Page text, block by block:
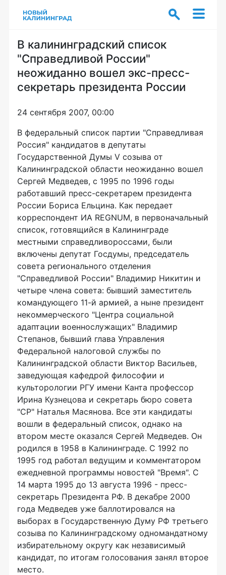
В калининградский список
"Справедливой России"
неожиданно вошел экс-пресс-
секретарь президента России
24 сентября 2007, 00:00
В федеральный список партии "Справедливая
Россия" кандидатов в депутаты
Государственной Думы V созыва от
Калининградской области неожиданно вошел
Сергей Медведев, с 1995 по 1996 годы
работавший пресс-секретарем президента
России Бориса Ельцина. Как передает
корреспондент ИА REGNUM, в первоначальный
список, готовящийся в Калининграде
местными справедливороссами, были
включены депутат Госдумы, председатель
совета регионального отделения
"Справедливой России" Владимир Никитин и
четыре члена совета: бывший заместитель
командующего 11-й армией, а ныне президент
некоммерческого "Центра социальной
адаптации военнослужащих" Владимир
Степанов, бывший глава Управления
Федеральной налоговой службы по
Калининградской области Виктор Васильев,
заведующая кафедрой философии и
культорологии РГУ имени Канта профессор
Ирина Кузнецова и секретарь бюро совета
"СР" Наталья Масянова. Все эти кандидаты
вошли в федеральный список, однако на
втором месте оказался Сергей Медведев. Он
родился в 1958 в Калининграде. С 1992 по
1995 год работал ведущим и комментатором
ежедневной программы новостей "Время". С
14 марта 1995 до 13 августа 1996 - пресс-
секретарь Президента РФ. В декабре 2000
года Медведев уже баллотировался на
выборах в Государственную Думу РФ третьего
созыва по Калининградскому одномандатному
избирательному округу как независимый
кандидат, по итогам голосования занял второе
место.